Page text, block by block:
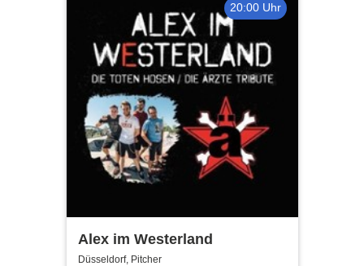
20:00 Uhr
Alex im Westerland
Düsseldorf, Pitcher